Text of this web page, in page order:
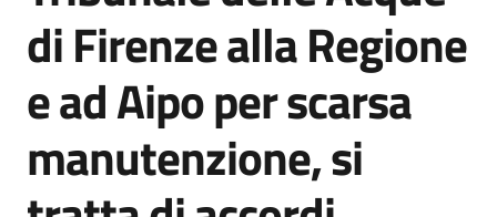
Seguici
su
di Firenze alla Regione
e ad Aipo per scarsa
manutenzione, si